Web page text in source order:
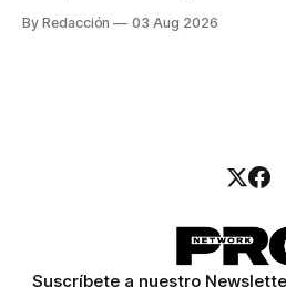
artesanal, ingredientes de calidad
By Redacción 03 Aug 2026
Suscríbete a nuestro